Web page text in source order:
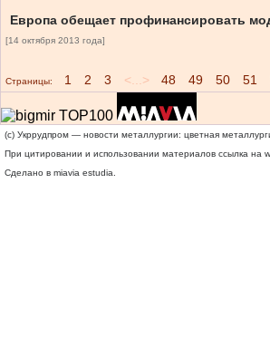
Европа обещает профинансировать
[14 октября 2013 года]
Страницы: 1 2 3 <...> 48 49 50 51
(c) Укррудпром — новости металлургии: цветная
При цитировании и использовании материалов ссылка на
Сделано в miavia estudia.